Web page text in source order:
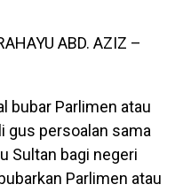
ABD. AZIZ –
bubar Parlimen atau
gus persoalan sama
Sultan bagi negeri
Parlimen atau